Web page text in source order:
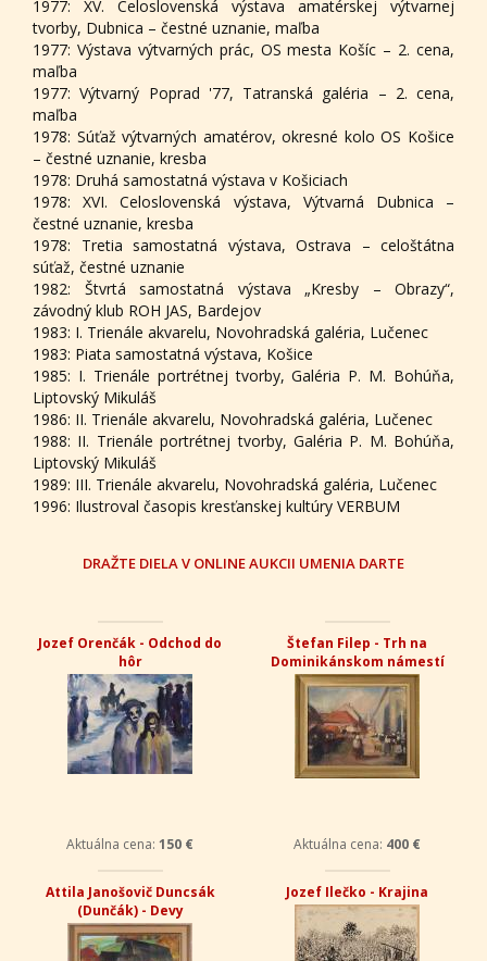
1977: XV. Celoslovenská výstava amatérskej výtvarnej
tvorby, Dubnica – čestné uznanie, maľba
1977: Výstava výtvarných prác, OS mesta Košíc – 2. cena,
maľba
1977: Výtvarný Poprad '77, Tatranská galéria – 2. cena,
maľba
1978: Súťaž výtvarných amatérov, okresné kolo OS Košice
– čestné uznanie, kresba
1978: Druhá samostatná výstava v Košiciach
1978: XVI. Celoslovenská výstava, Výtvarná Dubnica –
čestné uznanie, kresba
1978: Tretia samostatná výstava, Ostrava – celoštátna
súťaž, čestné uznanie
1982: Štvrtá samostatná výstava „Kresby – Obrazy“,
závodný klub ROH JAS, Bardejov
1983: I. Trienále akvarelu, Novohradská galéria, Lučenec
1983: Piata samostatná výstava, Košice
1985: I. Trienále portrétnej tvorby, Galéria P. M. Bohúňa,
Liptovský Mikuláš
1986: II. Trienále akvarelu, Novohradská galéria, Lučenec
1988: II. Trienále portrétnej tvorby, Galéria P. M. Bohúňa,
Liptovský Mikuláš
1989: III. Trienále akvarelu, Novohradská galéria, Lučenec
1996: Ilustroval časopis kresťanskej kultúry VERBUM
DRAŽTE DIELA V ONLINE AUKCII UMENIA DARTE
Jozef Orenčák - Odchod do
hôr
Aktuálna cena: 150 €
Štefan Filep - Trh na
Dominikánskom námestí
Aktuálna cena: 400 €
Attila Janošovič Duncsák
(Dunčák) - Devy
Jozef Ilečko - Krajina